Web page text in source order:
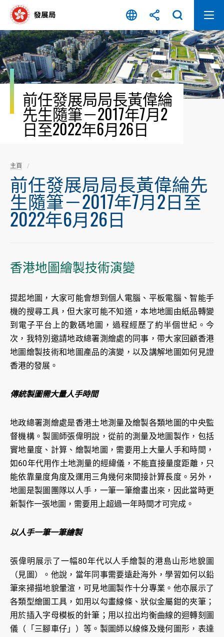
容
開
始
前任發展局局長黃偉綸
先生隨筆－2017年7月2
日至2022年6月26日
主頁
前任發展局局長黃偉綸先
生隨筆－2017年7月2日至
2022年6月26日
香港地圖繪製技術演變
提起地圖，大家可能會想到個人電腦、平板電腦、智能手
機的搜尋工具，但大家可能不知道，本地地圖由紙品轉變
到電子平台上的數碼地圖，過程經歷了約半個世紀。今
次，我特別邀請地政總署測繪處的同事，帶大家回顧香港
地圖繪製技術和地圖產品的演變，以及講解地圖如何見證
香港的發展。
傳統製圖需大量人手時間
地政總署測繪處是香港土地測量及繪製各類地圖的中央監
督機構。製圖師張偉明說，從前的測量及地圖製作，包括
實地量度、計算、繪製地圖，需要用上大量人手和時間，
如60年代用作土地測量的經緯儀，不能直接量度距離，只
能依靠量度角度及運用三角幾何來間接計算長度。另外，
地圖是製圖團隊以人手，一筆一筆繪畫出來，因此當時更
新製作一張地圖，需要用上超過一年時間才可完成。
以人手一筆一筆繪製
張偉明展示了一幅80年代以人手繪製的港島山形地貌圖
（見圖）。他說，當年同事需要遠赴海外，學習如何以鉛
筆來掃描地貌暈渲，可見地圖製作十分專業。他亦展示了
各類型繪圖工具，如用以勾畫線條、狀似金屬鉗的夾筆；
用於插入字母模板的針筆；用以拉出均衡曲線的迴轉刻圖
儀（「三腳車仔」）等。製圖師以線條及幾何圖形，表達